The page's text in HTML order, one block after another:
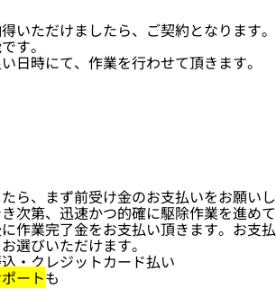
いただけましたら、ご契約となります。
す。
日時にて、作業を行わせて頂きます。
ら、まず前受け金のお支払いをお願いし
次第、迅速かつ的確に駆除作業を進めて
作業完了金をお支払い頂きます。お支払
選びいただけます。
・クレジットカード払い
ートも